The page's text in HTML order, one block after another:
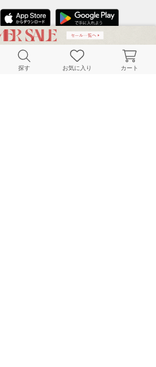
SERVICE
探す お気に入り カート